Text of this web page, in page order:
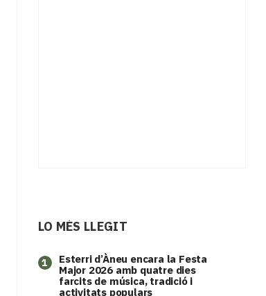
LO MÉS LLEGIT
1
Esterri d’Àneu encara la Festa
Major 2026 amb quatre dies
farcits de música, tradició i
activitats populars